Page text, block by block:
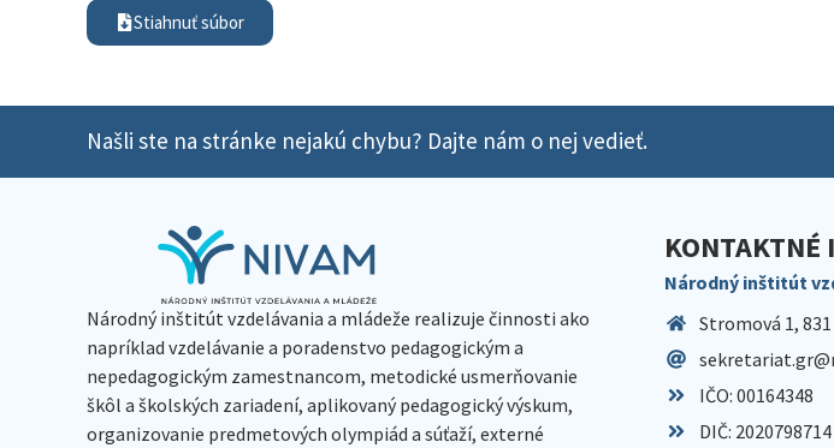
Stiahnuť súbor
Našli ste na stránke nejakú chybu? Dajte nám o nej vedieť.
Národný inštitút vzdelávania a mládeže realizuje činnosti ako
napríklad vzdelávanie a poradenstvo pedagogickým a
nepedagogickým zamestnancom, metodické usmerňovanie
škôl a školských zariadení, aplikovaný pedagogický výskum,
organizovanie predmetových olympiád a súťaží, externé
KONTAKTNÉ
Národný inštitút
Stromová 1,
IČO: 00164348
DIČ: 2020798714